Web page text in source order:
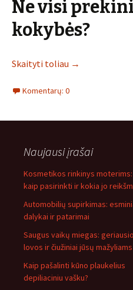
Ne visi
kokybės?
Skaityti toliau →
Komentarų: 0
Naujausi įrašai
Kosmetikos rinkinys moterims:
kaip pasirinkti ir kokia jo
Automobilių supirkimas:
dalykai ir patarimai
Saugus vaikų miegas:
lovos ir čiužiniai jūsų mažyliams
Kaip pašalinti kūno plaukelius
depiliaciniu vašku?